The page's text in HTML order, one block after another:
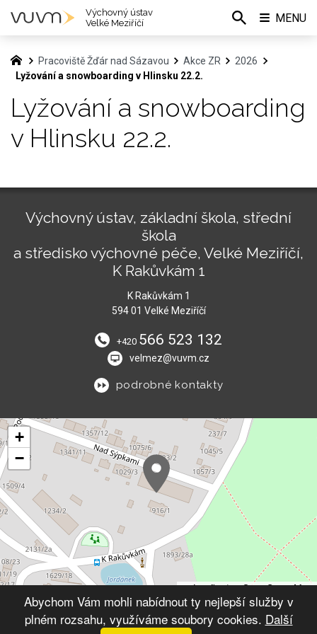
Pracoviště Žďár nad Sázavou Akce ZR
2026
Lyžování a snowboarding v Hlinsku 22.2.
Lyžování a snowboarding
v Hlinsku 22.2.
Výchovný ústav, základní škola, střední
škola
a středisko výchovné péče, Velké Meziříčí,
K Rakůvkám 1
K Rakůvkám 1
594 01 Velké Meziříčí
+420 566 523 132
velmez@vuvm.cz
podrobné kontakty
+
−
Leaflet | © OpenStreetMap
© 2026 Výchovný ústav Velké Meziříčí
Výchovný ústav
Velké Meziříčí
MENU
Abychom Vám mohli nabídnout ty nejlepší služby v
plném rozsahu, využíváme soubory cookies. Další